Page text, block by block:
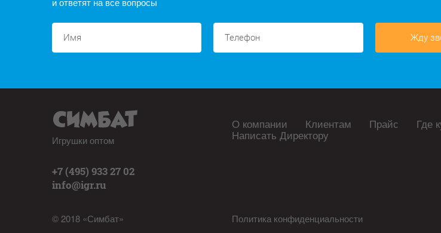
Жду
Игрушки оптом
+7 (495) 933 27 02
info@igr.ru
© 2018 «Симбат»
О компании Клиентам Прайс Где
Написать Директору
Политика конфиденциальности